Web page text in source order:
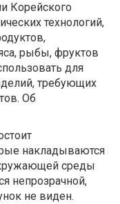
Корейского
технологий,
рыбы, фруктов
для
требующих
Об
накладываются
среды
непрозрачной,
не виден.